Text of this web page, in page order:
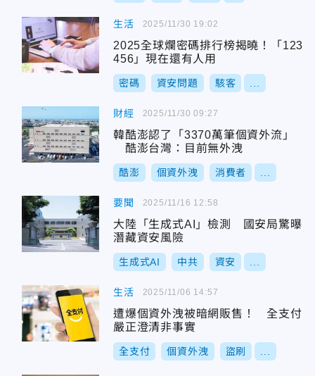
生活
2025全球爛密碼排行榜揭曉！「123
456」現在還有人用
密碼 資安問題 駭客
2025/11/30 19:02
財經
韓酷澎認了「3370萬筆個資外流」
酷澎台灣：目前無外洩
酷澎 個資外洩 消費者
2025/11/30 09:27
要聞
大陸「生成式AI」檢測 國安局驚曝
潛藏資安風險
生成式AI 中共 資安
2025/11/16 12:58
生活
遭爆個資外洩被暗網販售！ 全支付
嚴正澄清非事實
全支付 個資外洩 盜刷
2025/11/06 14:57